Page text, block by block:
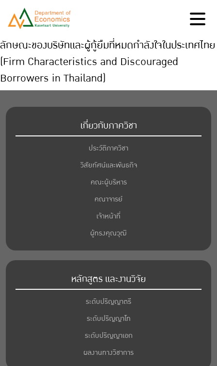
ลักษณะของบริษัทและผู้กู้ยืมที่หมดกำลังใจในประเทศไทย
(Firm Characteristics and Discouraged
Borrowers in Thailand)
เกี่ยวกับภาควิชา
ประวัติภาควิชา
วิสัยทัศน์และพันธกิจ
คณะผู้บริหาร
คณาจารย์
เจ้าหน้าที่
ผู้ทรงคุณวุฒิ
หลักสูตร และงานวิจัย
ระดับปริญญาตรี
ระดับปริญญาโท
ระดับปริญญาเอก
ผลงานทางวิชาการ